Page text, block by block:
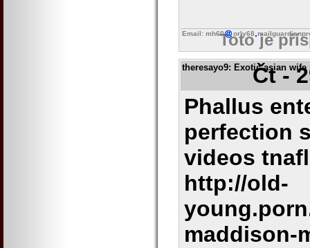
Email: mh60 orly68
Toto je
theresayo9: Exotic asian
Čt -
Phallus
perfection
videos
http://old-
maddison-